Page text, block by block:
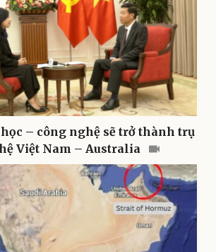
Quân sự - Quốc phòng
Việt Nam
Phân tích
– công nghệ sẽ trở thành trụ
Việt Nam – Australia